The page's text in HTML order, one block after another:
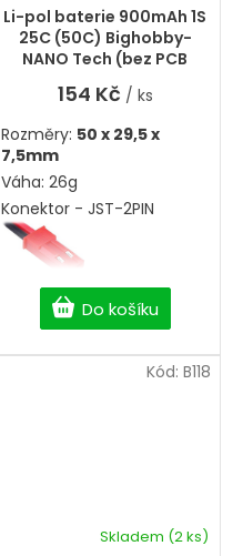
Li-pol baterie 900mAh 1S
25C (50C) Bighobby-
NANO Tech (bez PCB
ochrany)
hodnocení
produktu
hvězdiček.
154 Kč / ks
Do košíku
Rozměry: 50 x 29,5 x
7,5mm
Váha: 26g
Konektor - JST-2PIN
Skladem (2 ks)
Kód: B118